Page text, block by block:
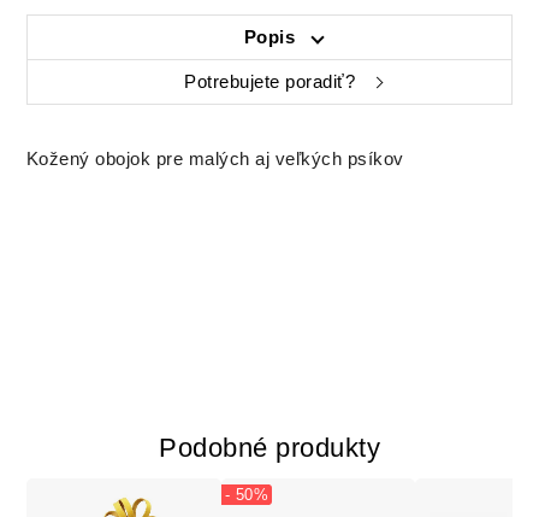
Popis
Potrebujete poradiť?
Kožený obojok pre malých aj veľkých psíkov
Podobné produkty
- 50%